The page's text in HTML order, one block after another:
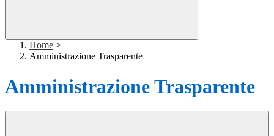
Home >
Amministrazione Trasparente
Amministrazione Trasparente